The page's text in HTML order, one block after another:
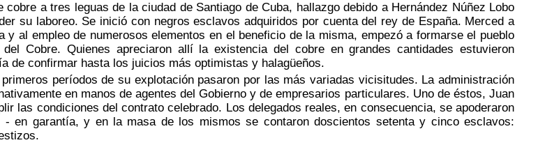
a tres leguas de la ciudad de Santiago de Cuba, hallazgo debido a Hernández Núñez Lobo
su laboreo. Se inició con negros esclavos adquiridos por cuenta del rey de España. Merced a
y al empleo de numerosos elementos en el beneficio de la misma, empezó a formarse el pueblo
del Cobre. Quienes apreciaron allí la existencia del cobre en grandes cantidades estuvieron
de confirmar hasta los juicios más optimistas y halagüeños.
períodos de su explotación pasaron por las más variadas vicisitudes. La administración
en manos de agentes del Gobierno y de empresarios particulares. Uno de éstos, Juan
las condiciones del contrato celebrado. Los delegados reales, en consecuencia, se apoderaron
- en garantía, y en la masa de los mismos se contaron doscientos setenta y cinco esclavos: